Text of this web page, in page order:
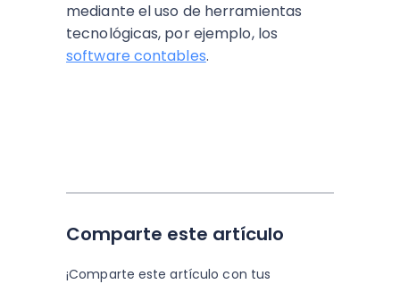
mediante el uso de herramientas
tecnológicas, por ejemplo, los
software contables.
Comparte este artículo
¡Comparte este artículo con tus